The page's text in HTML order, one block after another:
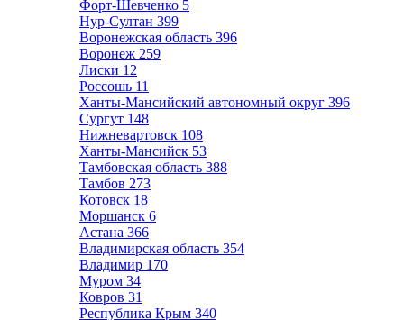
Форт-Шевченко 5
Нур-Султан 399
Воронежская область 396
Воронеж 259
Лиски 12
Россошь 11
Ханты-Мансийский автономный округ 396
Сургут 148
Нижневартовск 108
Ханты-Мансийск 53
Тамбовская область 388
Тамбов 273
Котовск 18
Моршанск 6
Астана 366
Владимирская область 354
Владимир 170
Муром 34
Ковров 31
Республика Крым 340